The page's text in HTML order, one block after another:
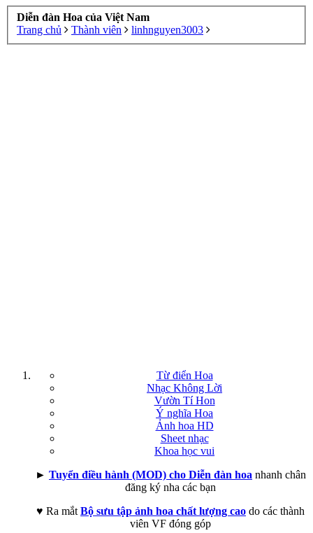
Diễn đàn Hoa của Việt Nam
Trang chủ
Thành viên linhnguyen3003
Từ điển Hoa
Nhạc Không Lời
Vườn Tí Hon
Ý nghĩa Hoa
Ảnh hoa HD
Sheet nhạc
Khoa học vui
► Tuyển điều hành (MOD) cho Diễn đàn hoa nhanh chân
đăng ký nha các bạn
♥ Ra mắt Bộ sưu tập ảnh hoa chất lượng cao do các thành
viên VF đóng góp